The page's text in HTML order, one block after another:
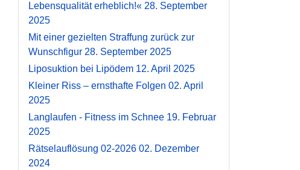
Lebensqualität erheblich!« 28. September
2025
Mit einer gezielten Straffung zurück zur
Wunschfigur 28. September 2025
Liposuktion bei Lipödem 12. April 2025
Kleiner Riss – ernsthafte Folgen 02. April
2025
Langlaufen - Fitness im Schnee 19. Februar
2025
Rätselauflösung 02-2026 02. Dezember
2024